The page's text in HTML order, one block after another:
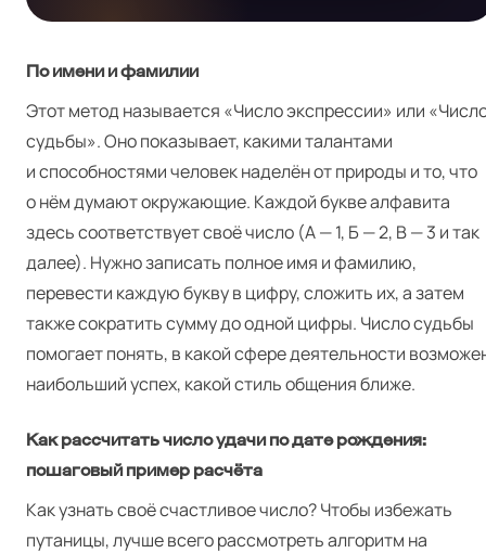
По имени и фамилии
Этот метод называется «Число экспрессии» или
судьбы». Оно показывает, какими талантами
и способностями человек наделён от природы и то, что
о нём думают окружающие. Каждой букве алфавита
здесь соответствует своё число (А — 1, Б — 2, В — 3 и так
далее). Нужно записать полное имя и фамилию,
перевести каждую букву в цифру, сложить их, а затем
также сократить сумму до одной цифры. Число судьбы
помогает понять, в какой сфере деятельности
наибольший успех, какой стиль общения ближе.
Как рассчитать число удачи по дате рождения:
пошаговый пример расчёта
Как узнать своё счастливое число? Чтобы избежать
путаницы, лучше всего рассмотреть алгоритм на